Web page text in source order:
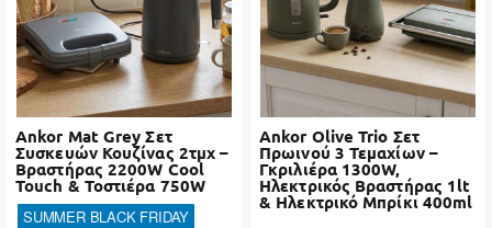
Ankor Mat Grey Σετ
Συσκευών Κουζίνας 2τμχ –
Βραστήρας 2200W Cool
Touch & Τοστιέρα 750W
SUMMER BLACK FRIDAY
Ankor Olive Trio Σετ
Πρωινού 3 Τεμαχίων –
Γκριλιέρα 1300W,
Ηλεκτρικός Βραστήρας 1lt
& Ηλεκτρικό Μπρίκι 400ml